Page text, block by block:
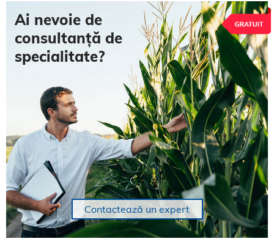
Ai nevoie de
consultanță de
specialitate?
Contactează un expert